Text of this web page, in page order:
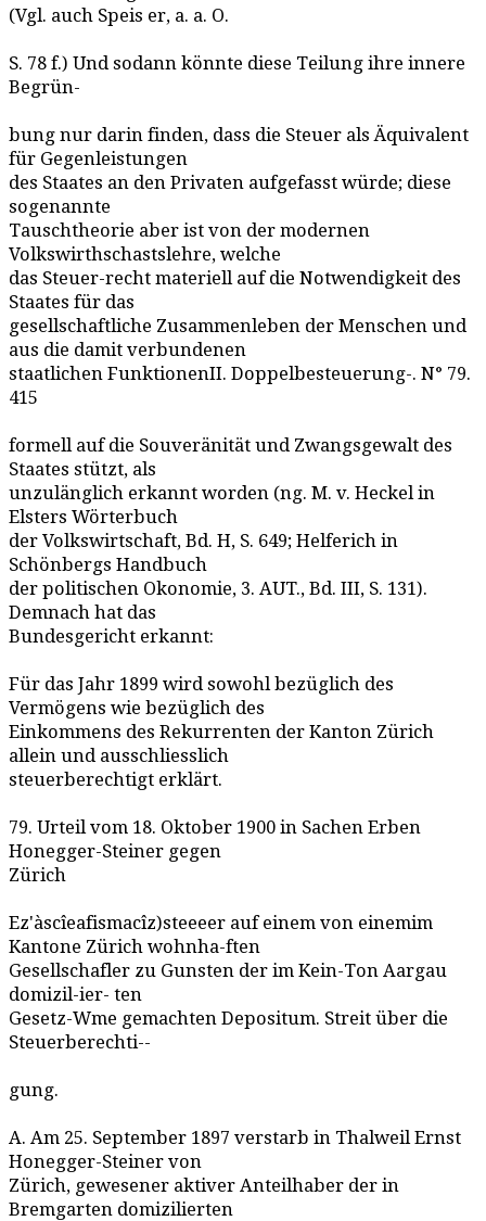
(Vgl. auch Speis er, a. a. O.
S. 78 f.) Und sodann könnte diese Teilung ihre innere
Begrün-
bung nur darin finden, dass die Steuer als Äquivalent
für Gegenleistungen
des Staates an den Privaten aufgefasst würde; diese
sogenannte
Tauschtheorie aber ist von der modernen
Volkswirthschastslehre, welche
das Steuer-recht materiell auf die Notwendigkeit des
Staates für das
gesellschaftliche Zusammenleben der Menschen und
aus die damit verbundenen
staatlichen FunktionenII. Doppelbesteuerung-. N° 79.
415
formell auf die Souveränität und Zwangsgewalt des
Staates stützt, als
unzulänglich erkannt worden (ng. M. v. Heckel in
Elsters Wörterbuch
der Volkswirtschaft, Bd. H, S. 649; Helferich in
Schönbergs Handbuch
der politischen Okonomie, 3. AUT., Bd. III, S. 131).
Demnach hat das
Bundesgericht erkannt:
Für das Jahr 1899 wird sowohl bezüglich des
Vermögens wie bezüglich des
Einkommens des Rekurrenten der Kanton Zürich
allein und ausschliesslich
steuerberechtigt erklärt.
79. Urteil vom 18. Oktober 1900 in Sachen Erben
Honegger-Steiner gegen
Zürich
Ez'àscîeafismacîz)steeeer auf einem von einemim
Kantone Zürich wohnha-ften
Gesellschafler zu Gunsten der im Kein-Ton Aargau
domizil-ier- ten
Gesetz-Wme gemachten Depositum. Streit über die
Steuerberechti--
gung.
A. Am 25. September 1897 verstarb in Thalweil Ernst
Honegger-Steiner von
Zürich, gewesener aktiver Anteilhaber der in
Bremgarten domizilierten